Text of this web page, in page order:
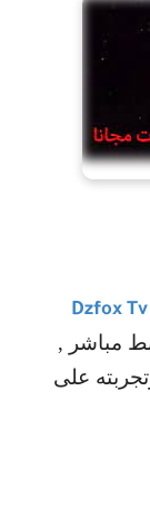
Dzfox Tv
مباشر ,
على